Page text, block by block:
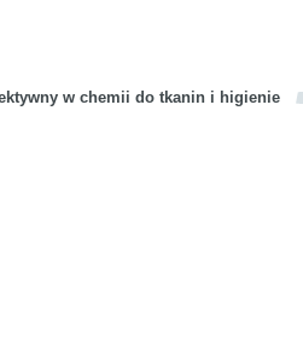
w chemii do tkanin i higienie